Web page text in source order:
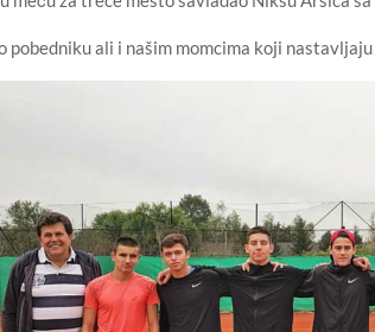
pobedniku ali i našim momcima koji